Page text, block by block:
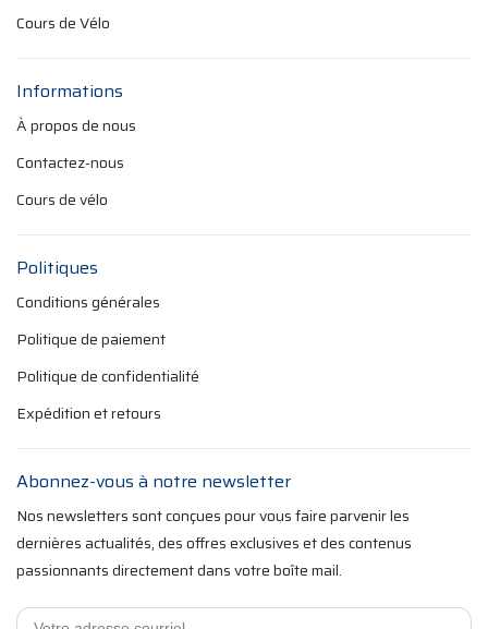
Cours de Vélo
Informations
À propos de nous
Contactez-nous
Cours de vélo
Politiques
Conditions générales
Politique de paiement
Politique de confidentialité
Expédition et retours
Abonnez-vous à notre newsletter
Nos newsletters sont conçues pour vous faire parvenir les
dernières actualités, des offres exclusives et des contenus
passionnants directement dans votre boîte mail.